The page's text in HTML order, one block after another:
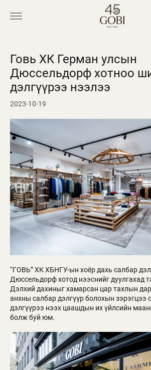
Говь ХК Герман улсын
Дюссельдорф хотноо
дэлгүүрээ нээлээ
2023-10-19
“ГОВЬ” ХК ХБНГУ-ын хоёр дахь салбар
Дюссельдорф хотод нээснийг дуулгахад
Дэлхий дахиныг хамарсан цар тахлын
анхны салбар дэлгүүр болохын зэрэгцээ
дэлгүүрээ нээх цаашдын их үйлсийн
болж буй юм.